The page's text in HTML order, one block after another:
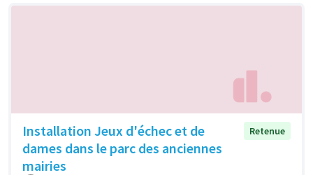
Installation Jeux d'échec et de
dames dans le parc des anciennes
mairies
Retenue